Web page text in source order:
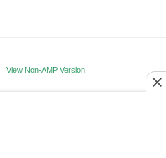
View Non-AMP Version